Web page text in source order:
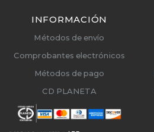
INFORMACIÓN
Métodos de envío
Comprobantes electrónicos
Métodos de pago
CD PLANETA